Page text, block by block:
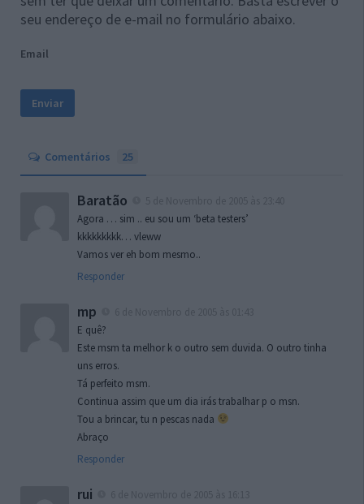
seu endereço de e-mail no formulário abaixo.
Email
Comentários 25
Baratão
Agora … sim .. eu sou um ‘beta testers’
kkkkkkkkk… vleww
Vamos ver eh bom mesmo..
Responder
mp
E quê?
Este msm ta melhor k o outro sem duvida. O outro tinha
uns erros.
Tá perfeito msm.
Continua assim que um dia irás trabalhar p o msn.
Tou a brincar, tu n pescas nada
Abraço
Responder
rui